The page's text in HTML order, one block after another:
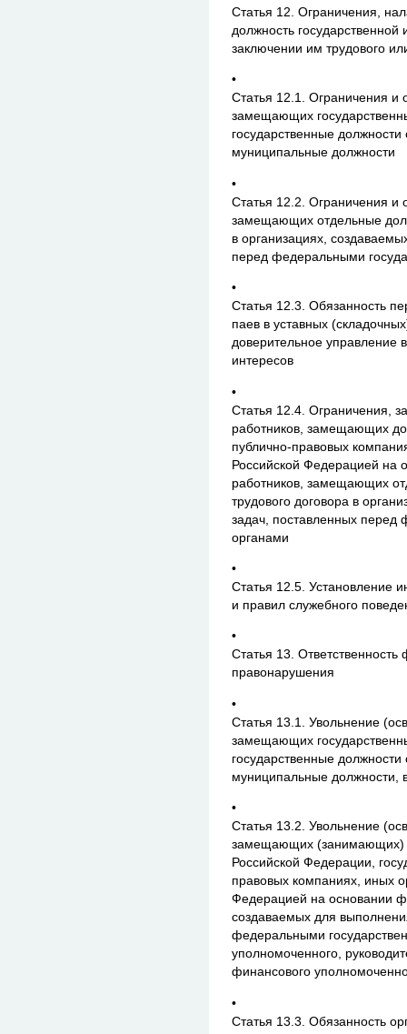
Статья 12. Ограничения,
должность
заключении им трудового
•
Статья 12.1. Ограничения и
замещающих
государственные
муниципальные должности
•
Статья 12.2. Ограничения и
замещающих отдельные
в организациях,
перед федеральными
•
Статья 12.3. Обязанность
паев в уставных
доверительное управление
интересов
•
Статья 12.4. Ограничения,
работников, замещающих
публично-правовых
Российской Федерацией на
работников, замещающих
трудового договора в
задач, поставленных
органами
•
Статья 12.5. Установление
и правил служебного
•
Статья 13.
правонарушения
•
Статья 13.1. Увольнение
замещающих
государственные
муниципальные должности,
•
Статья 13.2. Увольнение
замещающих (занимающих)
Российской Федерации,
правовых компаниях, иных
Федерацией на основании
создаваемых для
федеральными
уполномоченного,
финансового
•
Статья 13.3. Обязанность